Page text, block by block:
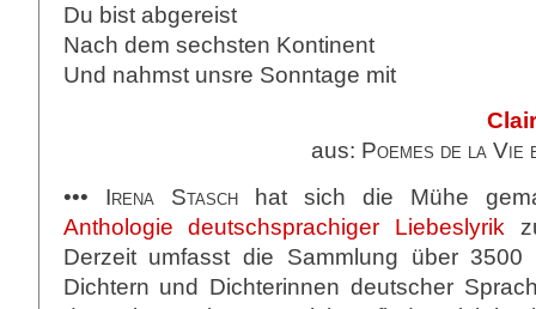
Du bist abgereist
Nach dem sechsten Kontinent
Und nahmst unsre Sonntage mit
aus: Poemes de la
••• Irena Staschhat sich die Mühe
Anthologie deutschsprachiger Liebeslyrik
Derzeit umfasst die Sammlung über
Dichtern und Dichterinnen deutscher